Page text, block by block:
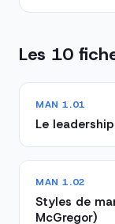
Les 10
MAN 1.01
Le
MAN 1.02
Styles de
McGregor)